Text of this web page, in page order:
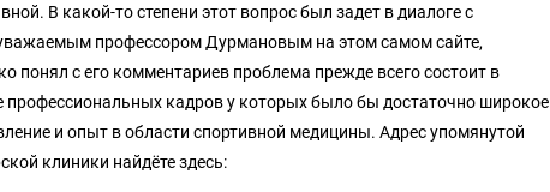
В какой-то степени этот вопрос был задет в диалоге с
профессором Дурмановым на этом самом сайте,
понял с его комментариев проблема прежде всего состоит в
профессиональных кадров у которых было бы достаточно широкое
и опыт в области спортивной медицины. Адрес упомянутой
клиники найдёте здесь: